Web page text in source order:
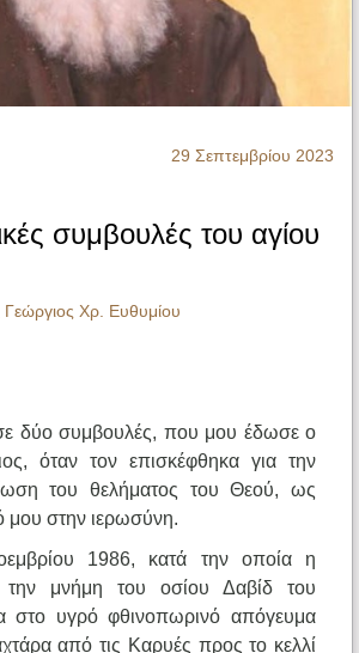
29 Σεπτεμβρίου 2023
συμβουλές του αγίου
Χρ. Ευθυμίου
δύο συμβουλές, που μου έδωσε ο
όταν τον επισκέφθηκα για την
του θελήματος του Θεού, ως
μου στην ιερωσύνη.
1986, κατά την οποία η
την μνήμη του οσίου Δαβίδ του
στο υγρό φθινοπωρινό απόγευμα
από τις Καρυές προς το κελλί